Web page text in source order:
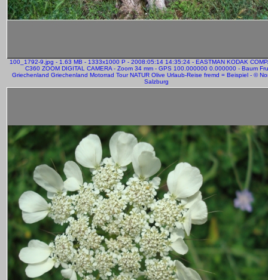
100_1792-9.jpg - 1.63 MB - 1333x1000 P - 2008:05:14 14:35:24 - EASTMAN KODAK
C360 ZOOM DIGITAL CAMERA - Zoom 34 mm - GPS 100.000000 0.000000 - Baum
Griechenland Griechenland Motorrad Tour NATUR Olive Urlaub-Reise fremd = Beispiel - ©
Salzburg